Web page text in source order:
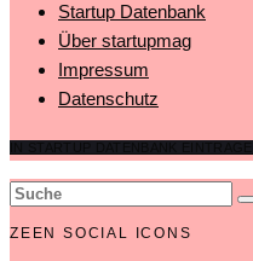
Startup Datenbank
Über startupmag
Impressum
Datenschutz
ZEEN SOCIAL ICONS